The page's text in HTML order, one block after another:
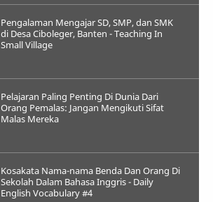
Pengalaman Mengajar SD, SMP, dan SMK
di Desa Ciboleger, Banten - Teaching In
Small Village
Pelajaran Paling Penting Di Dunia Dari
Orang Pemalas: Jangan Mengikuti Sifat
Malas Mereka
Kosakata Nama-nama Benda Dan Orang Di
Sekolah Dalam Bahasa Inggris - Daily
English Vocabulary #4